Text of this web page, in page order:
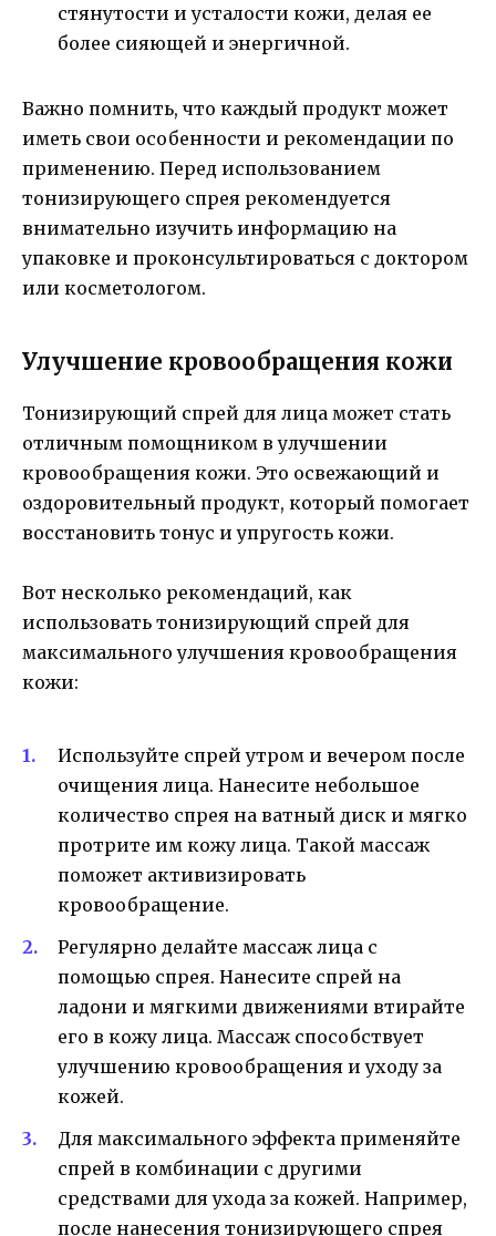
стянутости и усталости кожи, делая ее
более сияющей и энергичной.
Важно помнить, что каждый продукт может
иметь свои особенности и рекомендации по
применению. Перед использованием
тонизирующего спрея рекомендуется
внимательно изучить информацию на
упаковке и проконсультироваться с доктором
или косметологом.
Улучшение кровообращения кожи
Тонизирующий спрей для лица может стать
отличным помощником в улучшении
кровообращения кожи. Это освежающий и
оздоровительный продукт, который помогает
восстановить тонус и упругость кожи.
Вот несколько рекомендаций, как
использовать тонизирующий спрей для
максимального улучшения кровообращения
кожи:
Используйте спрей утром и вечером после
очищения лица. Нанесите небольшое
количество спрея на ватный диск и мягко
протрите им кожу лица. Такой массаж
поможет активизировать
кровообращение.
Регулярно делайте массаж лица с
помощью спрея. Нанесите спрей на
ладони и мягкими движениями втирайте
его в кожу лица. Массаж способствует
улучшению кровообращения и уходу за
кожей.
Для максимального эффекта применяйте
спрей в комбинации с другими
средствами для ухода за кожей. Например,
после нанесения тонизирующего спрея